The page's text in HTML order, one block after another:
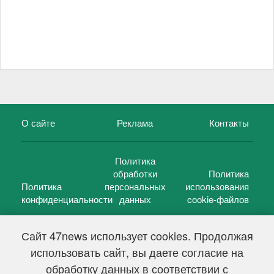
Сайт 47news использует cookies. Продолжая
использовать сайт, вы даете согласие на
обработку данных в соответствии с
О сайте Реклама Контакты
Политика
конфиденциальности
Политика
обработки
персональных
данных
Политика
использования
cookie-файлов
47 новостей (47 news)2005 — 2026 г.
Свидетельство о регистрации СМИ Эл № ФС 77-39848, выдано